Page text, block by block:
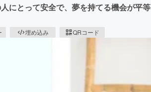
にとって安全で、夢を持てる機会が平等
埋め込み QRコード